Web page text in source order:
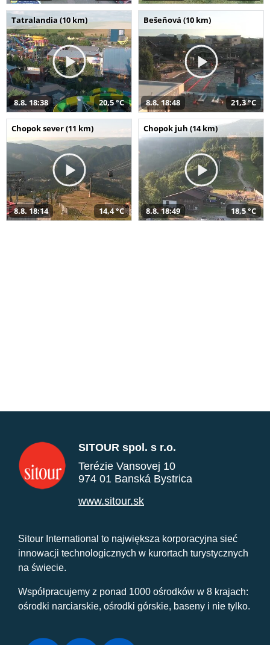
Tatralandia (10 km)
8.8. 18:38 20,5 °C
Bešeňová (10 km)
8.8. 18:48 21,3 °C
Chopok sever (11 km)
8.8. 18:14 14,4 °C
Chopok juh (14 km)
8.8. 18:49 18,5 °C
SITOUR spol. s r.o.
Terézie Vansovej 10
974 01 Banská Bystrica
www.sitour.sk
Sitour International to największa korporacyjna sieć
innowacji technologicznych w kurortach turystycznych
na świecie.
Współpracujemy z ponad 1000 ośrodków w 8 krajach:
ośrodki narciarskie, ośrodki górskie, baseny i nie tylko.